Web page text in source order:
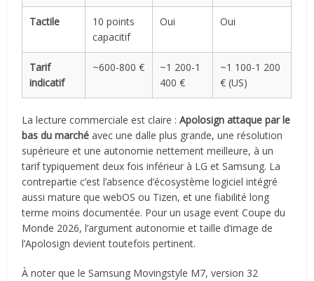
Tactile
10 points
capacitif
Oui Oui
Tarif
indicatif
~600-800 €
~1 200-1
400 €
~1 100-1 200
€ (US)
La lecture commerciale est claire :Apolosign attaque par le
bas du marché avec une dalle plus grande, une résolution
supérieure et une autonomie nettement meilleure, à un
tarif typiquement deux fois inférieur à LG et Samsung. La
contrepartie c’est l’absence d’écosystème logiciel intégré
aussi mature que webOS ou Tizen, et une fiabilité long
terme moins documentée. Pour un usage event Coupe du
Monde 2026, l’argument autonomie et taille d’image de
l’Apolosign devient toutefois pertinent.
À noter que le Samsung Movingstyle M7, version 32